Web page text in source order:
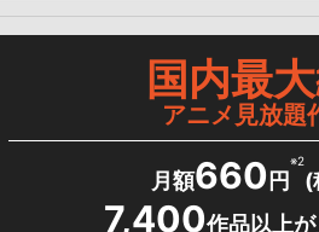
国内最
アニメ見放題
月額660 円
※2
(
7,400作品以上が